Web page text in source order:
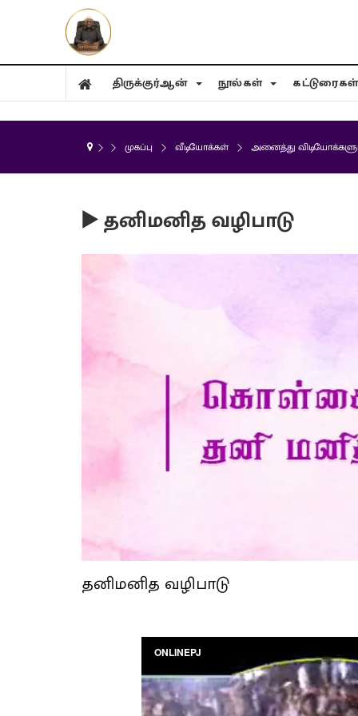
திருக்குர்ஆன் நூல்கள்
முகப்பு வீடியோக்கள் அனைத்து
▶️ தனிமனித வழிபாடு
தனிமனித வழிபாடு